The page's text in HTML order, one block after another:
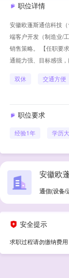
职位详情
安徽欧蓬斯通信科技
端客户开发（制造业/
销售策略。 【任职要
通能力强、目标感强，
双休 交通方便
职位要求
经验1年 学历
安徽欧
通信(设备/
安全提示
求职过程请勿缴纳费